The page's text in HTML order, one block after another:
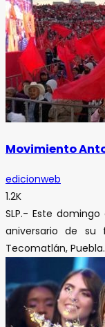
Movimiento
edicionweb
1.2K
SLP.- Este
aniversario de su
Tecomatlán,